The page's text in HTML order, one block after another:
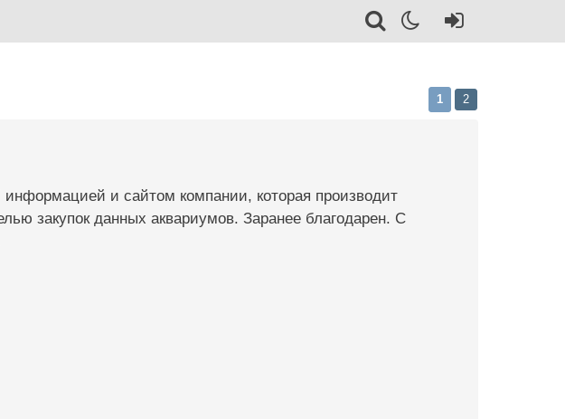
1 2
информацией и сайтом компании, которая производит
закупок данных аквариумов. Заранее благодарен. С